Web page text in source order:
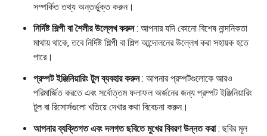
সম্পর্কিত তথ্য অন্তর্ভুক্ত করুন।
নির্দিষ্ট শিল্পী বা শৈলীর উল্লেখ করুন: আপনার যদি কোনো বিশেষ নান্দনিকতা
মাথায় থাকে, তবে নির্দিষ্ট শিল্পী বা শিল্প আন্দোলনের উল্লেখ করা সহায়ক হতে
পারে।
প্রম্পট ইঞ্জিনিয়ারিং টুল ব্যবহার করুন: আপনার প্রম্পটগুলোকে আরও
পরিমার্জিত করতে এবং সর্বোত্তম ফলাফল অর্জনের জন্য প্রম্পট ইঞ্জিনিয়ারিং
টুল বা রিসোর্সগুলো খতিয়ে দেখার কথা বিবেচনা করুন।
আপনার ব্যক্তিগত এবং দলগত ছবিতে মুখের বিবরণ উন্নত করা: ছবির মূল